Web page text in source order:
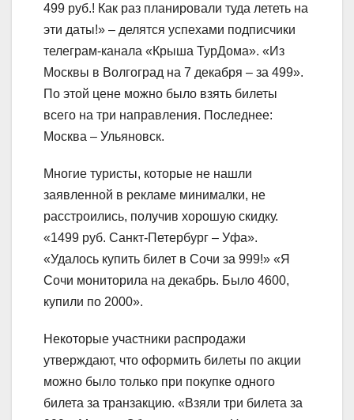
499 руб.! Как раз планировали туда лететь на
эти даты!» – делятся успехами подписчики
телеграм-канала «Крыша ТурДома». «Из
Москвы в Волгоград на 7 декабря – за 499».
По этой цене можно было взять билеты
всего на три направления. Последнее:
Москва – Ульяновск.
Многие туристы, которые не нашли
заявленной в рекламе минималки, не
расстроились, получив хорошую скидку.
«1499 руб. Санкт-Петербург – Уфа».
«Удалось купить билет в Сочи за 999!» «Я
Сочи мониторила на декабрь. Было 4600,
купили по 2000».
Некоторые участники распродажи
утверждают, что оформить билеты по акции
можно было только при покупке одного
билета за транзакцию. «Взяли три билета за